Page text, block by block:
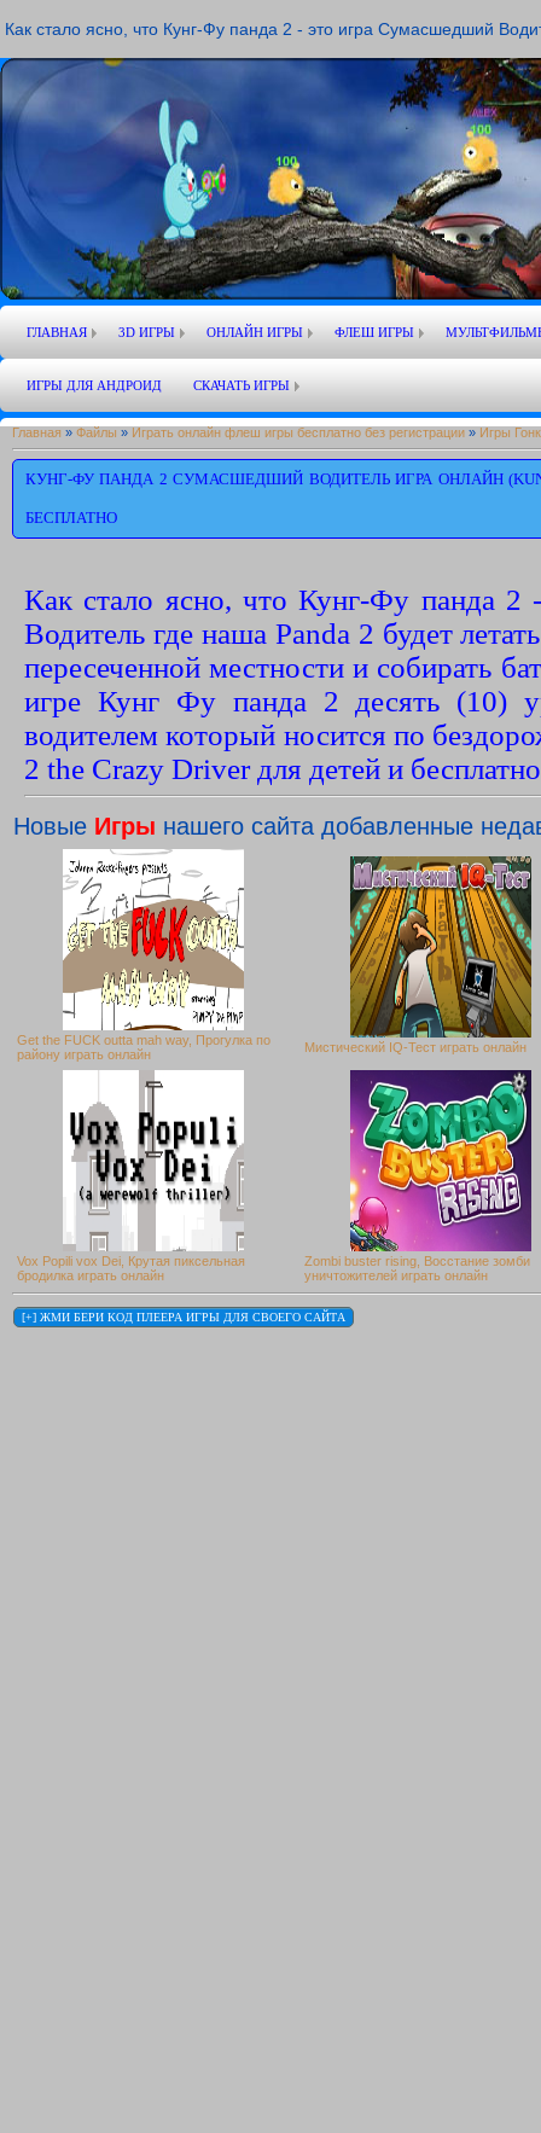
Как стало ясно, что Кунг-Фу панда 2 - это игра Сумасшедший
ГЛАВНАЯ 3D ИГРЫ ОНЛАЙН ИГРЫ ФЛЕШ ИГРЫ
ИГРЫ ДЛЯ АНДРОИД СКАЧАТЬ ИГРЫ
Главная » Файлы » Играть онлайн флеш игры бесплатно без регистрации » Игры
КУНГ-ФУ ПАНДА 2 СУМАСШЕДШИЙ ВОДИТЕЛЬ ИГРА ОНЛАЙН (KUNG
БЕСПЛАТНО
Как стало ясно, что Кунг-Фу панда
Водитель где наша Panda 2 будет
пересеченной местности и собирать
игре Кунг Фу панда 2 десять (10)
водителем который носится по
2 the Crazy Driver для детей и
Новые Игры нашего сайта добавленные
Get the FUCK outta mah way, Прогулка по
району играть онлайн
Мистический IQ-Тест играть онлайн
Vox Popili vox Dei, Крутая пиксельная
бродилка играть онлайн
Zombi buster rising, Восстание зомби
уничтожителей играть онлайн